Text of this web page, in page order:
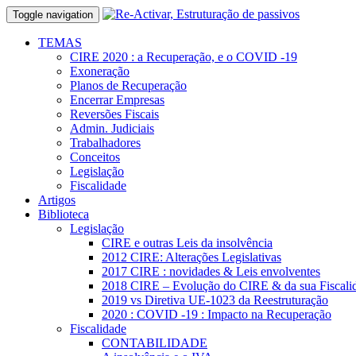
Toggle navigation
TEMAS
CIRE 2020 : a Recuperação, e o COVID -19
Exoneração
Planos de Recuperação
Encerrar Empresas
Reversões Fiscais
Admin. Judiciais
Trabalhadores
Conceitos
Legislação
Fiscalidade
Artigos
Biblioteca
Legislação
CIRE e outras Leis da insolvência
2012 CIRE: Alterações Legislativas
2017 CIRE : novidades & Leis envolventes
2018 CIRE – Evolução do CIRE & da sua
2019 vs Diretiva UE-1023 da Reestruturação
2020 : COVID -19 : Impacto na Recuperação
Fiscalidade
CONTABILIDADE